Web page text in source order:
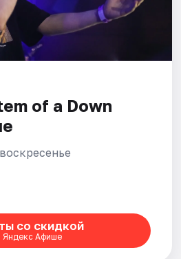
of a Down
воскресенье
со скидкой
Яндекс Афише